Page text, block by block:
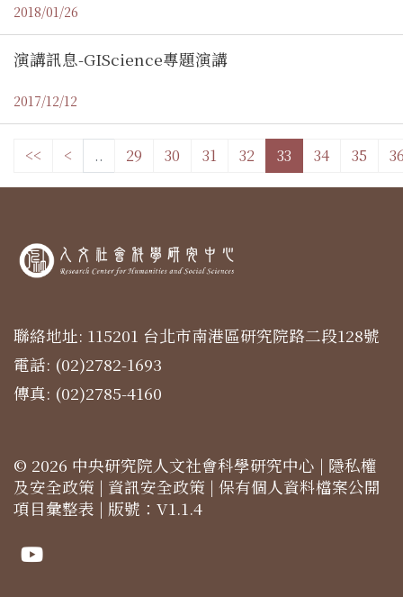
2018/01/26
演講訊息-GIScience專題演講
2017/12/12
<< < .. 29 30 31 32 33 34 35
聯絡地址: 115201 台北市南港區研究院路二段128號
電話: (02)2782-1693
傳真: (02)2785-4160
© 2026 中央研究院人文社會科學研究中心 | 隱私權
及安全政策 | 資訊安全政策 | 保有個人資料檔案公開
項目彙整表 | 版號：V1.1.4
Youtube